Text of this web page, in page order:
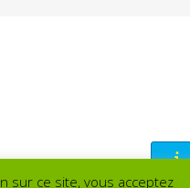
sur ce site, vous acceptez